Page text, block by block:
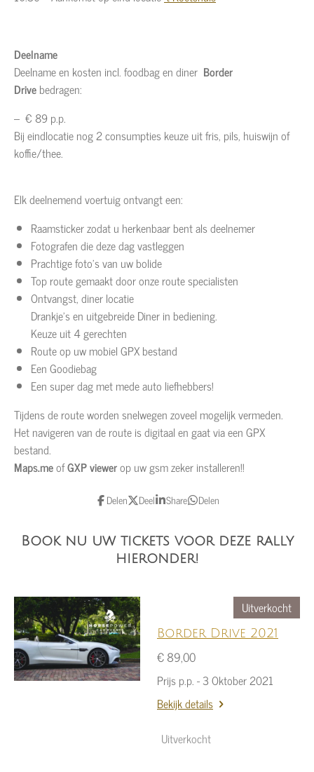
Deelname
Deelname en kosten incl. foodbag en diner Border
Drivebedragen:
– € 89 p.p.
Bij eindlocatie nog 2 consumpties keuze uit fris, pils, huiswijn of
koffie/thee.
Elk deelnemend voertuig ontvangt een:
Raamsticker zodat u herkenbaar bent als deelnemer
Fotografen die deze dag vastleggen
Prachtige foto’s van uw bolide
Top route gemaakt door onze route specialisten
Ontvangst, diner locatie
Drankje's en uitgebreide Diner in bediening.
Keuze uit 4 gerechten
Route op uw mobiel GPX bestand
Een Goodiebag
Een super dag met mede auto liefhebbers!
Tijdens de route worden snelwegen zoveel mogelijk vermeden.
Het navigeren van de route is digitaal en gaat via een GPX
bestand.
Maps.meofGXP viewerop uw gsm zeker installeren!!
Delen Deel Share Delen
Book nu uw tickets voor deze rally
hieronder!
Uitverkocht
Border Drive 2021
€ 89,00
Prijs p.p. - 3 Oktober 2021
Bekijk details
Uitverkocht